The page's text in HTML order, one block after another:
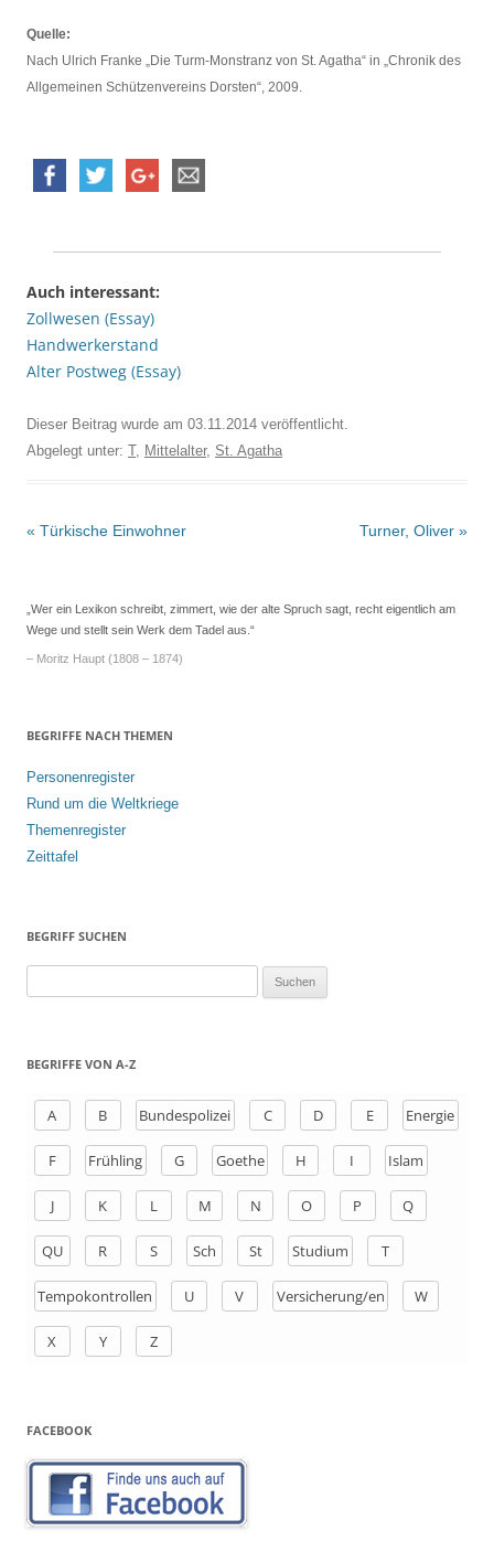
Quelle:
Nach Ulrich Franke „Die Turm-Monstranz von St. Agatha“ in „Chronik des
Allgemeinen Schützenvereins Dorsten“, 2009.
Auch interessant:
Zollwesen (Essay)
Handwerkerstand
Alter Postweg (Essay)
Dieser Beitrag wurde am 03.11.2014 veröffentlicht.
Abgelegt unter: T, Mittelalter, St. Agatha
Beitrags-
« Türkische Einwohner Turner, Oliver »
„Wer ein Lexikon schreibt, zimmert, wie der alte Spruch sagt, recht eigentlich am
Wege und stellt sein Werk dem Tadel aus.“
– Moritz Haupt (1808 – 1874)
BEGRIFFE NACH THEMEN
Personenregister
Rund um die Weltkriege
Themenregister
Zeittafel
BEGRIFF SUCHEN
h
BEGRIFFE VON A-Z
A B Bundespolizei C D E Energie
F Frühling G Goethe H I Islam
J K L M N O P Q
QU R S Sch St Studium T
Tempokontrollen U V Versicherung/en W
X Y Z
FACEBOOK